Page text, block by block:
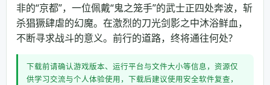
非的“京都”，一位佩戴“鬼之笼手”的武士正四处奔波，斩
杀猖獗肆虐的幻魔。在激烈的刀光剑影之中沐浴鲜血，
不断寻求战斗的意义。前行的道路，终将通往何处?
下载前请确认游戏版本、运行平台与文件大小等信息，资源仅
供学习交流与个人体验使用，下载后建议使用安全软件复查，